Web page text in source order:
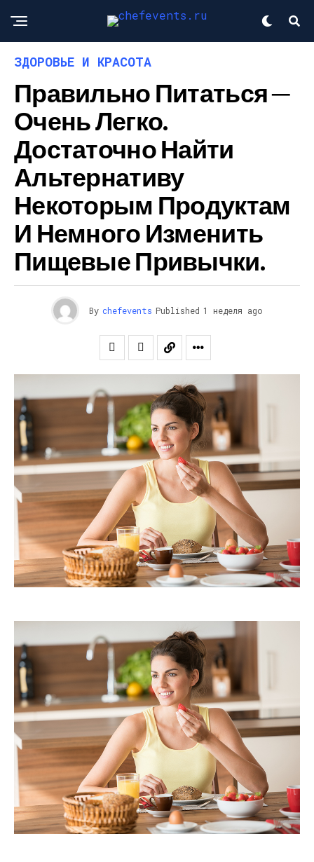
ЗДОРОВЬЕ И КРАСОТА
Правильно Питаться ─
Очень Легко.
Достаточно Найти
Альтернативу
Некоторым Продуктам
И Немного Изменить
Пищевые Привычки.
By chefevents Published 1 неделя ago